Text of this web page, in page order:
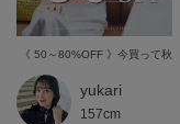
マイページでお気に入り一
自分だけのお買い物リスト
-・-・-・-・-・-・-・-・-・
《 50～80%OFF 》今買って秋
yukari
157cm